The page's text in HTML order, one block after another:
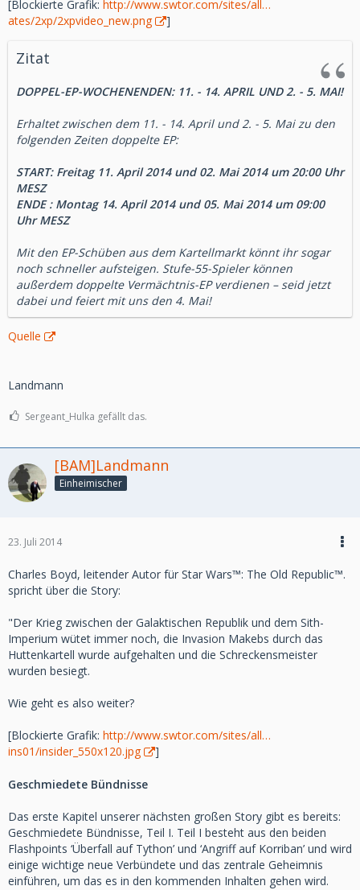
Charaktertitel: "Der Erhabene"
Spieler erhalten den bevorzugten Status, indem sie etwas
im Online-Laden kaufen. Ehemalige Abonnenten erhalten
automatisch den bevorzugten Spielerstatus. Ehemalige
'Mein SWTOR'-Bereich auf der Website aufrufen.
preisgekröntes MMO, das Tausende von Jahren vor den
klassischen Star WarsTM-Filmen angesiedelt ist. Die Spieler
schließen sich online mit ihren Freunden zusammen, um an
heldenhaften Schlachten zwischen der Republik und dem
lebhafter Planeten erkunden und spannende Star Wars-
Kämpfe bestreiten. Die Spieler können nun die kompletten
Geschichten aller acht klassischen Star Wars-Klassen ohne
monatliche Gebühr bis Stufe 50 erleben. Das kostenlose
Spielmodell ergänzt das bestehende Abonnement-Angebot
und ermöglicht Spielern größere Flexibilität bei der
Strongholds, findet ihr auf
[Blockierte Grafik: http://www.swtor.com/sites/all…
ates/2xp/2xpvideo_new.png
]
Zitat
DOPPEL-EP-WOCHENENDEN: 11. - 14. APRIL UND 2. - 5. MAI!
Erhaltet zwischen dem 11. - 14. April und 2. - 5. Mai zu den
folgenden Zeiten doppelte EP:
START: Freitag 11. April 2014 und 02. Mai 2014 um 20:00 Uhr
MESZ
ENDE : Montag 14. April 2014 und 05. Mai 2014 um 09:00
Uhr MESZ
Mit den EP-Schüben aus dem Kartellmarkt könnt ihr sogar
noch schneller aufsteigen. Stufe-55-Spieler können
außerdem doppelte Vermächtnis-EP verdienen – seid jetzt
dabei und feiert mit uns den 4. Mai!
Quelle
Landmann
Sergeant_Hulka gefällt das.
[BAM]Landmann
Einheimischer
23. Juli 2014
Charles Boyd, leitender Autor für Star Wars™: The Old Republic™.
spricht über die Story:
"Der Krieg zwischen der Galaktischen Republik und dem Sith-
Imperium wütet immer noch, die Invasion Makebs durch das
Huttenkartell wurde aufgehalten und die Schreckensmeister
wurden besiegt.
Wie geht es also weiter?
[Blockierte Grafik: http://www.swtor.com/sites/all…
ins01/insider_550x120.jpg
]
Geschmiedete Bündnisse
Das erste Kapitel unserer nächsten großen Story gibt es bereits:
Geschmiedete Bündnisse, Teil I. Teil I besteht aus den beiden
Flashpoints ‘Überfall auf Tython’ und ‘Angriff auf Korriban’ und wird
einige wichtige neue Verbündete und das zentrale Geheimnis
einführen, um das es in den kommenden Inhalten gehen wird.